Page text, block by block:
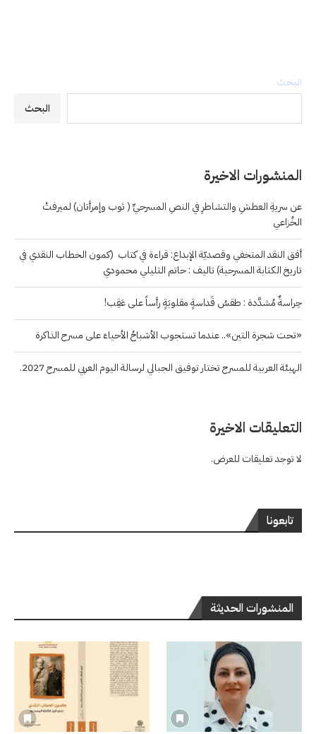
البحث
البحث
المنشورات الاخيرة
عن سريةِ العطشِ والتشاطرِ في النصِ المسرحيِّ ( ثوب وإمرأتان) لميرفتْ
الخُزاعي
أفق النقد المتخفي وقصديّة الإبداع: قراءة في كتاب (كمون الخطاب النقدي في
تاريخ الكتابة المسرحية) تاليف : حاتم التليلي محمودي
حِراسةٌ مُشدَّدة : طقسُ قَداسةٍ مقلوبَةٍ رأساً على عَقِب!
«تحت شجرة التين».. عندما تستجوب الأشباحُ الأحياءَ على مسرح الذاكرة
الهيئة العربية للمسرح تختار توفيق الجبالي لرسالة اليوم العربي للمسرح 2027.
التعليقات الاخيرة
لا توجد تعليقات للعرض.
تابعونا
المنشورات الحديثة